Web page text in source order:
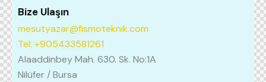
Bize Ulaşın
mesutyazar@fismoteknik.com
Tel: +905433581261
Alaaddinbey Mah. 630. Sk. No:1A
Nilüfer / Bursa